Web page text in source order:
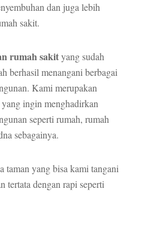
dan juga lebih
sakit.
rumah sakityang sudah
berhasil menangani berbagai
Kami merupakan
ingin menghadirkan
seperti rumah, rumah
sebagainya.
taman yang bisa kami tangani
tertata dengan rapi seperti